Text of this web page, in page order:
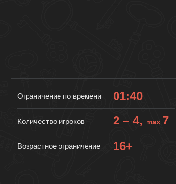
Ограничение по времени 01:40
Количество игроков 2 – 4, max 7
Возрастное ограничение 16+